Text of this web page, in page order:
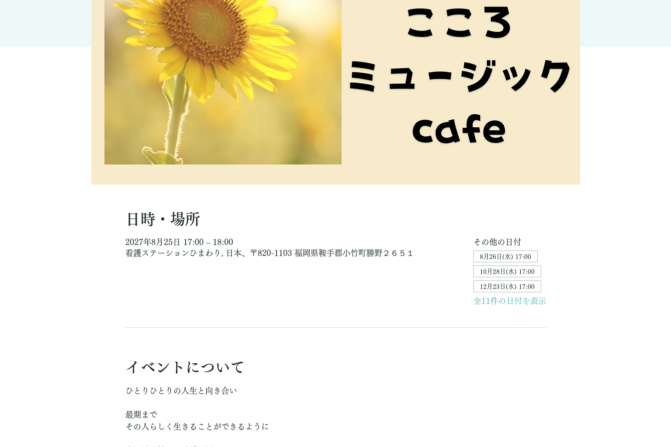
日時・場所
2027年8月25日 17:00 – 18:00
看護ステーションひまわり, 日本、〒820-1103 福岡県鞍手郡小竹町勝野２６５１
その他の日付
8月26日(水) 17:00
10月28日(水) 17:00
12月23日(水) 17:00
全11件の日付を表示
イベントについて
ひとりひとりの人生と向き合い
最期まで
その人らしく生きることができるように